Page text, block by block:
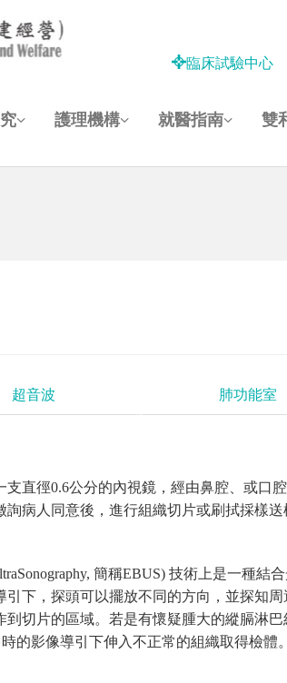
臨床試驗中心
護理機構 就醫指南 雙
超音波 肺功能室
支直徑0.6公分的內視鏡，經由鼻腔、或口
病人同意後，進行組織切片或刷拭採樣送
簡稱EBUS) 技術上是一種結
下，探頭可以擺放不同的方向，並探知
切片的區域。若是有懷疑腫大的縱膈淋
時的影像導引下伸入不正常的組織取得檢